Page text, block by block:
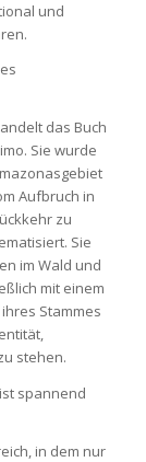
und
das Buch
Sie wurde
Aufbruch in
zu
Sie
im Wald und
mit einem
Stammes
stehen.
spannend
in dem nur